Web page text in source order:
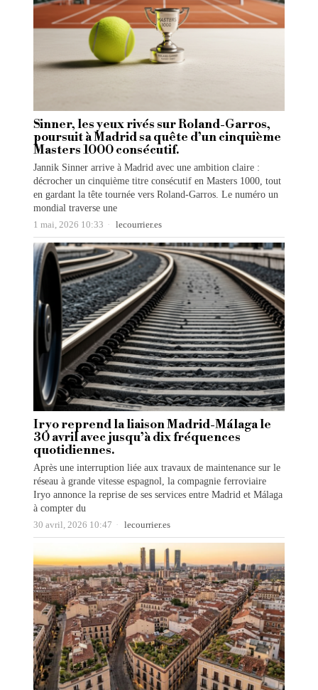
Sinner, les yeux rivés sur Roland-Garros,
poursuit à Madrid sa quête d’un cinquième
Masters 1000 consécutif.
Jannik Sinner arrive à Madrid avec une ambition claire :
décrocher un cinquième titre consécutif en Masters 1000, tout
en gardant la tête tournée vers Roland-Garros. Le numéro un
mondial traverse une
1 mai, 2026 10:33 lecourrier.es
Iryo reprend la liaison Madrid-Málaga le
30 avril avec jusqu’à dix fréquences
quotidiennes.
Après une interruption liée aux travaux de maintenance sur le
réseau à grande vitesse espagnol, la compagnie ferroviaire
Iryo annonce la reprise de ses services entre Madrid et Málaga
à compter du
30 avril, 2026 10:47 lecourrier.es